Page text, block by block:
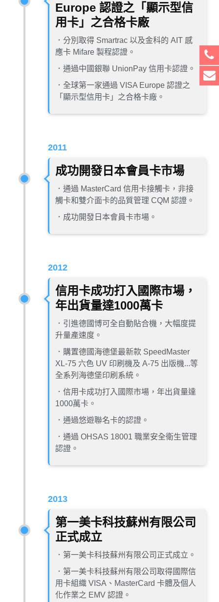
Europe 認證之「顯示型信
用卡」之合格卡廠
．分別取得 Smartrac 以及金科的 AIT 感
應卡 Mifare 製程認證。
．通過中國銀聯 UnionPay 信用卡認證。
．全球第一家通過 VISA Europe 認證之
「顯示型信用卡」之合格卡廠。
2011
成功開發日本會員卡市場
．通過 MasterCard 信用卡接觸卡，非接
觸卡和雙介面卡的品質管理 CQM 認證。
．成功開發日本會員卡市場。
2012
信用卡成功打入國際市場，
年出貨量達1000萬卡
．引進德國博可全自動貼合機，大幅度提
升量產速度。
．購置德國海德堡最新款 SpeedMaster
XL-75 六色 UV 印刷機及 A-75 出版機...等
全系列海德堡印刷系統。
．信用卡成功打入國際市場，年出貨量達
1000萬卡。
．通過悠遊聯名卡的認證。
．通過 OHSAS 18001 職業安全衛生管理
認證。
2013
第一美卡科技蘇州有限公司
正式成立
．第一美卡科技蘇州有限公司正式成立。
．第一美卡科技蘇州有限公司取得國際信
用卡組織 VISA、MasterCard 卡體及個人
化作業之 EMV 認證。